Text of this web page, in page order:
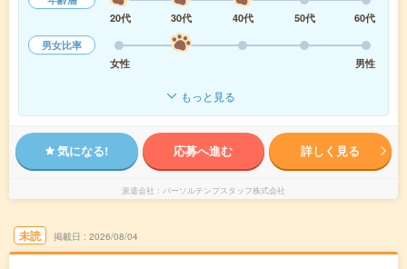
20代
30代 40代 50代
60代
男女比率
女性
男性
もっと見る
気になる! 応募へ進む 詳しく見る
派遣会社 パーソルテンプスタッフ株式会社
未読 掲載日 2026/08/04